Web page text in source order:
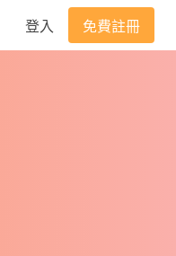
登入 免費註冊